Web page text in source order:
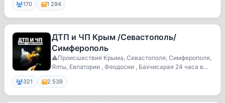
170 1 294
ДТП и ЧП Крым /Севастополь/
Симферополь
⚠️Происшествия Крыма, Севастополя, Симферополя,
Ялты, Евпатории , Феодосии , Бахчисарая 24 часа в...
321 2 539